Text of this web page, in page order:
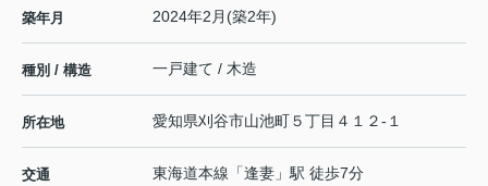
築年月 2024年2月(築2年)
種別 / 構造 一戸建て / 木造
所在地 愛知県刈谷市山池町５丁目４１２-１
交通 東海道本線 「逢妻 」駅 徒歩7分